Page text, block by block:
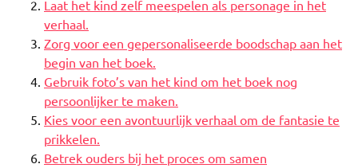
Laat het kind zelf meespelen als personage in het
verhaal.
Zorg voor een gepersonaliseerde boodschap aan het
begin van het boek.
Gebruik foto’s van het kind om het boek nog
persoonlijker te maken.
Kies voor een avontuurlijk verhaal om de fantasie te
prikkelen.
Betrek ouders bij het proces om samen